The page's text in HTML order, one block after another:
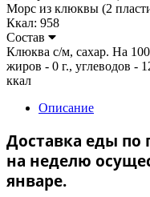
Морс из клюквы (2
Ккал: 958
Состав
Клюква с/м, сахар. На
жиров - 0 г., углеводов -
ккал
Описание
Доставка еды по
на неделю
январе.